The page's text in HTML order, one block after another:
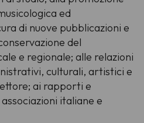
ed
di nuove pubblicazioni e
del
e regionale; alle relazioni
culturali, artistici e
ai rapporti e
italiane e